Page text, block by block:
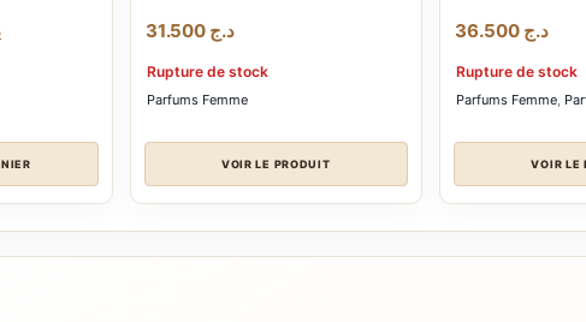
Le
د.ج 31.500
Rupture de stock
Parfums Femme
VOIR LE PRODUIT
د.ج
Rupture de stock
Parfums Femme,
VOIR LE